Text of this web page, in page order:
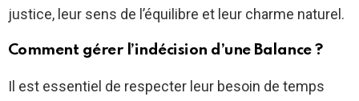
justice, leur sens de l’équilibre et leur charme naturel.
Comment gérer l’indécision d’une Balance ?
Il est essentiel de respecter leur besoin de temps